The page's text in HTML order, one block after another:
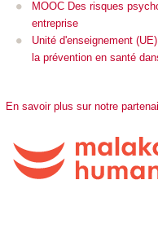
MOOC Des risques
entreprise
Unité d'enseignement
la prévention en santé
En savoir plus sur notre